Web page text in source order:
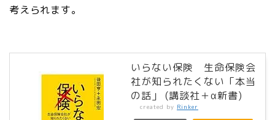
考えられます。
いらない保険 生命保険会
社が知られたくない「本当
の話」 (講談社＋α新書)
created by Rinker